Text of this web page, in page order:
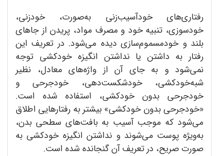
رفتاری‌های خودآسیب‌زنی به‌‌صورت، خودزنی،
خودسوزی، تنبیه خود و مصرف مواد، پریدن از جاهای
بلند و خودمسموم‌سازی دیده می‌شود. در تعریف این
رفتار به داشتن یا نداشتن انگیزه خودکشی توجه
نمی‌شود و به جای آن از واژه‌های معادل، نظیر
شبه‌خودکشی، خودشکست‌دهی، خودجرحی و
خودجرحی بدون خودکشی، استفاده شده است.
«خودجرحی بدون خودکشی» بیشتر به رفتارهایی اطلاق
می‌شود که موجب آسیب‌ به بافت‌های سطحی بدن،
به‌ویژه پوست می‌شوند و نداشتن انگیزه خودکشی به
صورت صریح، در تعریف آن گنجانده شده است.